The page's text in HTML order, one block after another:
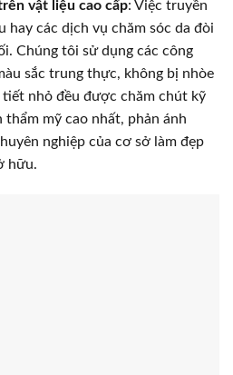
vật liệu cao cấp: Việc truyền
hay các dịch vụ chăm sóc da đòi
Chúng tôi sử dụng các công
sắc trung thực, không bị nhòe
tiết nhỏ đều được chăm chút kỹ
thẩm mỹ cao nhất, phản ánh
nghiệp của cơ sở làm đẹp
hữu.